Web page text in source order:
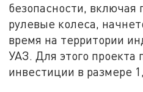
безопасности,
рулевые колеса,
время на территории
УАЗ. Для этого проекта
инвестиции в размере